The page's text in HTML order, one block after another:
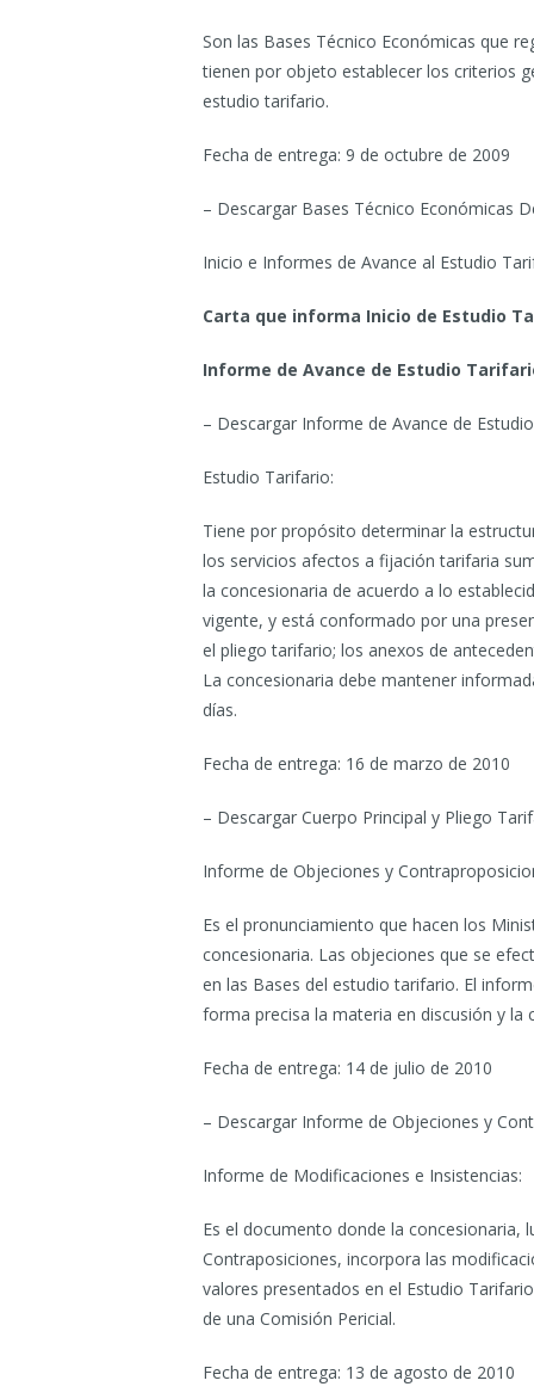
Son las Bases Técnico Económicas que
tienen por objeto establecer los criterios
estudio tarifario.
Fecha de entrega: 9 de octubre de 2009
– Descargar Bases Técnico Económicas
Inicio e Informes de Avance al Estudio
Carta que informa Inicio de Estudio
Informe de Avance de Estudio
– Descargar Informe de Avance de
Estudio Tarifario:
Tiene por propósito determinar la
los servicios afectos a fijación tarifaria
la concesionaria de acuerdo a lo
vigente, y está conformado por una
el pliego tarifario; los anexos de
La concesionaria debe mantener
días.
Fecha de entrega: 16 de marzo de 2010
– Descargar Cuerpo Principal y Pliego
Informe de Objeciones y
Es el pronunciamiento que hacen los
concesionaria. Las objeciones que se
en las Bases del estudio tarifario. El
forma precisa la materia en discusión y la
Fecha de entrega: 14 de julio de 2010
– Descargar Informe de Objeciones y
Informe de Modificaciones e Insistencias:
Es el documento donde la concesionaria,
Contraposiciones, incorpora las
valores presentados en el Estudio
de una Comisión Pericial.
Fecha de entrega: 13 de agosto de 2010